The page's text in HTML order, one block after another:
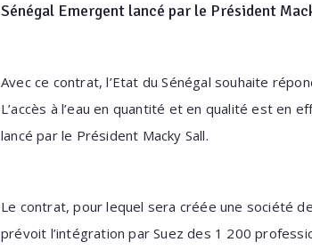
Sénégal Emergent lancé par le Président
Avec ce contrat, l’Etat du Sénégal souhaite
L’accès à l’eau en quantité et en qualité est en
lancé par le Président Macky Sall.
Le contrat, pour lequel sera créée une société
prévoit l’intégration par Suez des 1 200